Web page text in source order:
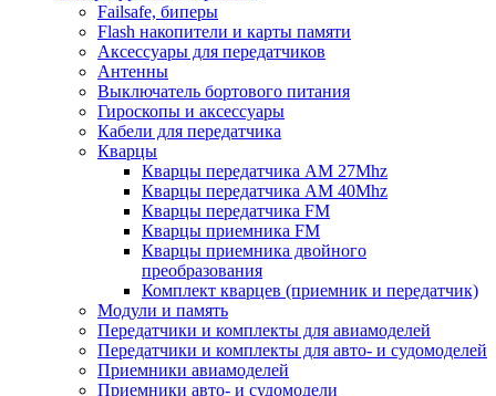
Failsafe, биперы
Flash накопители и карты памяти
Аксессуары для передатчиков
Антенны
Выключатель бортового питания
Гироскопы и аксессуары
Кабели для передатчика
Кварцы
Кварцы передатчика AM 27Mhz
Кварцы передатчика AM 40Mhz
Кварцы передатчика FM
Кварцы приемника FM
Кварцы приемника двойного
преобразования
Комплект кварцев (приемник и передатчик)
Модули и память
Передатчики и комплекты для авиамоделей
Передатчики и комплекты для авто- и судомоделей
Приемники авиамоделей
Приемники авто- и судомодели